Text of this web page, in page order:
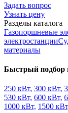
Задать вопрос
Узнать цену
Разделы каталога
Газопоршневые
электростанции
материалы
Быстрый подбор
250 кВт, 300 кВт,
530 кВт, 600 кВт,
1000 кВт, 1500